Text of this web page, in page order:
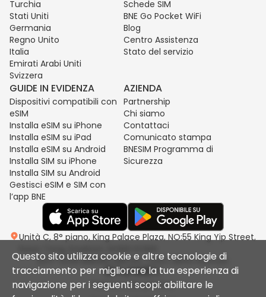
Turchia
Stati Uniti
Germania
Regno Unito
Italia
Emirati Arabi Uniti
Svizzera
Schede SIM
BNE Go Pocket WiFi
Blog
Centro Assistenza
Stato del servizio
GUIDE IN EVIDENZA
Dispositivi compatibili con
eSIM
Installa eSIM su iPhone
Installa eSIM su iPad
Installa eSIM su Android
Installa SIM su iPhone
Installa SIM su Android
Gestisci eSIM e SIM con
l’app BNE
AZIENDA
Partnership
Chi siamo
Contattaci
Comunicato stampa
BNESIM Programma di
Sicurezza
Unità C, 8° piano, King Palace Plaza, NO:55 King Yip Street,
2017-2026 BNESIM LIMITED. Tutti i diritti riservati.
Politica sulla privacy
Questo sito utilizza cookie e altre tecnologie di
tracciamento per migliorare la tua esperienza di
navigazione per i seguenti scopi: abilitare le